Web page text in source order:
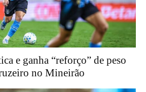
e ganha “reforço” de peso
no Mineirão